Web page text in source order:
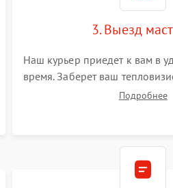
3. Выезд
Наш курьер приедет к вам в
время. Заберет ваш
и привезет на склад дляПодробнее